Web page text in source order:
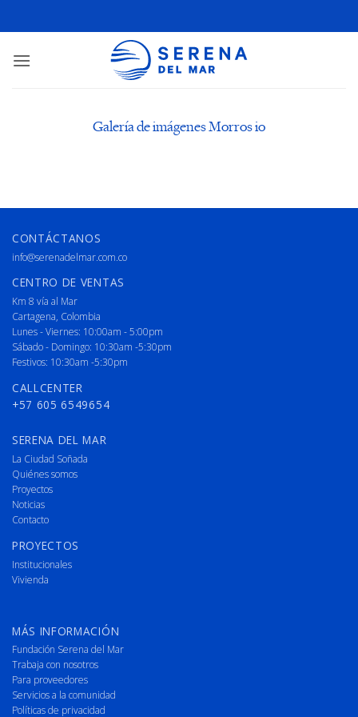
Galería de imágenes Morros io
CONTÁCTANOS
info@serenadelmar.com.co
CENTRO DE VENTAS
Km 8 vía al Mar
Cartagena, Colombia
Lunes - Viernes: 10:00am - 5:00pm
Sábado - Domingo: 10:30am -5:30pm
Festivos: 10:30am -5:30pm
CALLCENTER
+57 605 6549654
SERENA DEL MAR
La Ciudad Soñada
Quiénes somos
Proyectos
Noticias
Contacto
PROYECTOS
Institucionales
Vivienda
MÁS INFORMACIÓN
Fundación Serena del Mar
Trabaja con nosotros
Para proveedores
Servicios a la comunidad
Políticas de privacidad